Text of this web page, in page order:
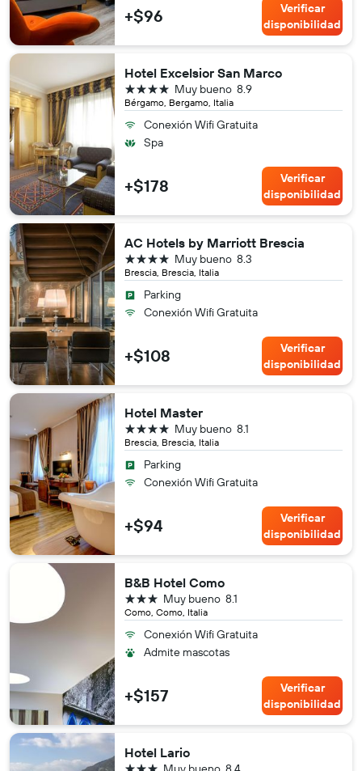
+$96
Verificar
disponibilidad
Hotel Excelsior San Marco
Bérgamo, Bergamo, Italia
8.9
Muy bueno
4 estrellas
Conexión Wifi Gratuita
Spa
+$178
Verificar
disponibilidad
AC Hotels by Marriott Brescia
Brescia, Brescia, Italia
8.3
Muy bueno
4 estrellas
Parking
Conexión Wifi Gratuita
+$108
Verificar
disponibilidad
Hotel Master
Brescia, Brescia, Italia
8.1
Muy bueno
4 estrellas
Parking
Conexión Wifi Gratuita
+$94
Verificar
disponibilidad
B&B Hotel Como
Como, Como, Italia
8.1
Muy bueno
3 estrellas
Conexión Wifi Gratuita
Admite mascotas
+$157
Verificar
disponibilidad
Hotel Lario
3 estrellas